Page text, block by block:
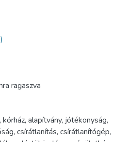
ragaszva
, kórház, alapítvány, jótékonyság,
, csírátlanítás, csírátlanítógép,